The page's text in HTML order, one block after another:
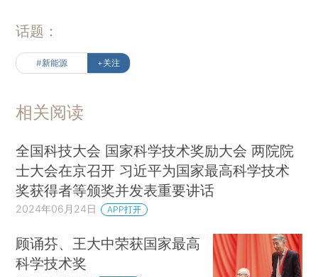
话题：
#新能源 +关注
相关阅读
全国科技大会 国家科学技术奖励大会 两院院
士大会在京召开 习近平为国家最高科学技术
奖获得者等颁奖并发表重要讲话
2024年06月24日 APP打开
顾诵芬、王大中荣获国家最高
科学技术奖